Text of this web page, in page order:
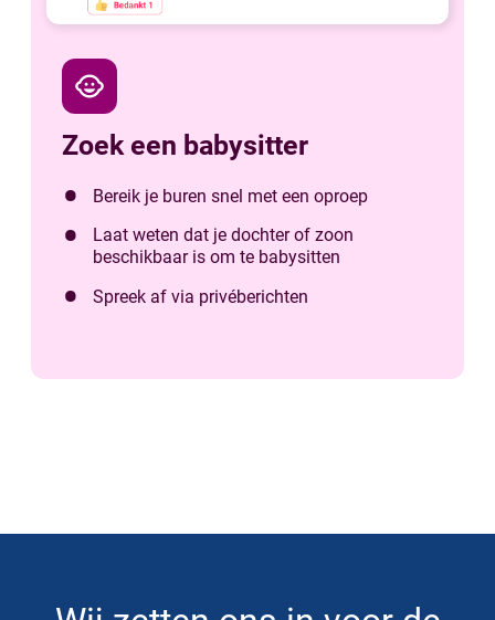
child_care
Zoek een babysitter
Bereik je buren snel met een oproep
Laat weten dat je dochter of zoon
beschikbaar is om te babysitten
Spreek af via privéberichten